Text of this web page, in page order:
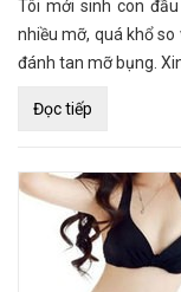
Tôi mới sinh con
nhiều mỡ, quá khổ
đánh tan mỡ bụng.
Đọc tiếp